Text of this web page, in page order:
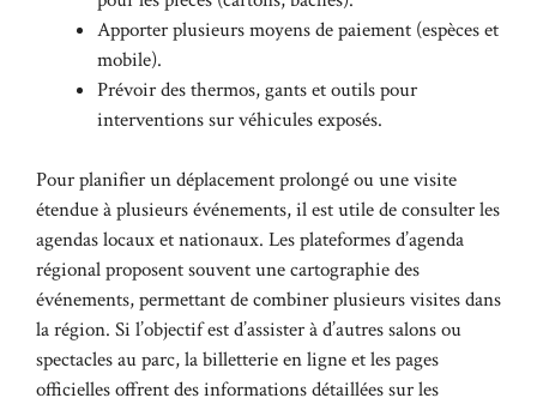
Apporter plusieurs moyens de paiement (espèces et
mobile).
Prévoir des thermos, gants et outils pour
interventions sur véhicules exposés.
Pour planifier un déplacement prolongé ou une visite
étendue à plusieurs événements, il est utile de consulter les
agendas locaux et nationaux. Les plateformes d’agenda
régional proposent souvent une cartographie des
événements, permettant de combiner plusieurs visites dans
la région. Si l’objectif est d’assister à d’autres salons ou
spectacles au parc, la billetterie en ligne et les pages
officielles offrent des informations détaillées sur les